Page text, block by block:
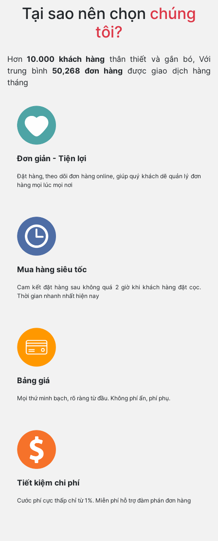
Tại sao nên chọn chúng
tôi?
Hơn10.000 khách hàng thân thiết và gắn bó, Với
trung bình 50,268 đơn hàng được giao dịch hàng
tháng
Đơn giản - Tiện lợi
Đặt hàng, theo dõi đơn hàng online, giúp quý khách dẽ quản lý đơn
hàng mọi lúc mọi nơi
Mua hàng siêu tốc
Cam kết đặt hàng sau không quá 2 giờ khi khách hàng đặt cọc.
Thời gian nhanh nhất hiện nay
Bảng giá
Mọi thứ minh bạch, rõ ràng từ đầu. Không phí ẩn, phí phụ.
Tiết kiệm chi phí
Cước phí cực thấp chỉ từ 1%. Miễn phí hỗ trợ đàm phán đơn hàng